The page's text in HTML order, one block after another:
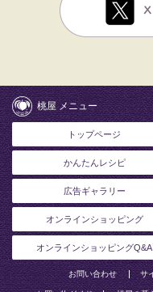
桃屋 メニュー
トップページ
かんたんレシピ
広告ギャラリー
オンラインショッピング
オンラインショッピングQ&A
お問い合わせ サ